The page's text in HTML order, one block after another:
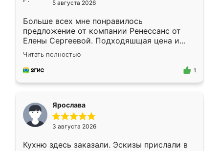
5 августа 2026
Больше всех мне понравилось
предложение от компании Ренессанс от
Елены Сергеевой. Подходяшщая цена и
короткие сроки изготовления. Приехавший
для замера сотрудник Владислав
предложил по моему эскизу самый
Читать полностью
1
Ярослава
3 августа 2026
Кухню здесь заказали. Эскизы прислали в